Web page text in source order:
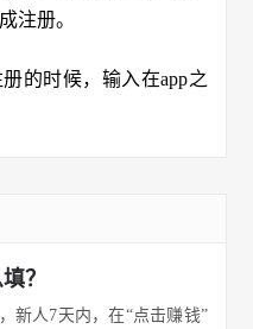
注册。
的时候，输入在app之
？
新人7天内，在“点击赚钱”